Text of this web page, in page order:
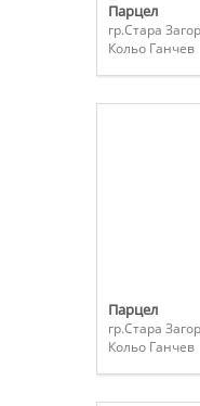
Парцел
гр.Стара
Кольо Ганчев
Парцел
гр.Стара
Кольо Ганчев